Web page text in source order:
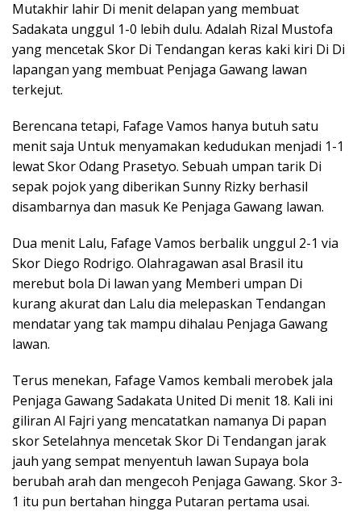
Mutakhir lahir Di menit delapan yang membuat
Sadakata unggul 1-0 lebih dulu. Adalah Rizal Mustofa
yang mencetak Skor Di Tendangan keras kaki kiri Di Di
lapangan yang membuat Penjaga Gawang lawan
terkejut.
Berencana tetapi, Fafage Vamos hanya butuh satu
menit saja Untuk menyamakan kedudukan menjadi 1-1
lewat Skor Odang Prasetyo. Sebuah umpan tarik Di
sepak pojok yang diberikan Sunny Rizky berhasil
disambarnya dan masuk Ke Penjaga Gawang lawan.
Dua menit Lalu, Fafage Vamos berbalik unggul 2-1 via
Skor Diego Rodrigo. Olahragawan asal Brasil itu
merebut bola Di lawan yang Memberi umpan Di
kurang akurat dan Lalu dia melepaskan Tendangan
mendatar yang tak mampu dihalau Penjaga Gawang
lawan.
Terus menekan, Fafage Vamos kembali merobek jala
Penjaga Gawang Sadakata United Di menit 18. Kali ini
giliran Al Fajri yang mencatatkan namanya Di papan
skor Setelahnya mencetak Skor Di Tendangan jarak
jauh yang sempat menyentuh lawan Supaya bola
berubah arah dan mengecoh Penjaga Gawang. Skor 3-
1 itu pun bertahan hingga Putaran pertama usai.